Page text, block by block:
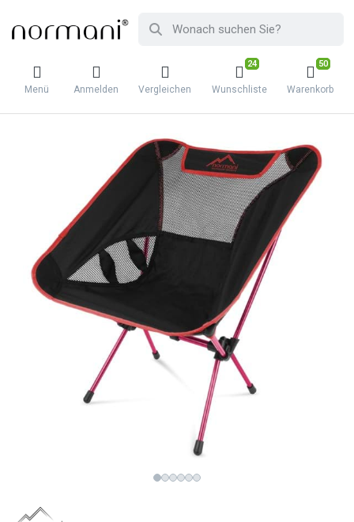
Menü Anmelden Vergleichen
24
Wunschliste
50
Warenkorb